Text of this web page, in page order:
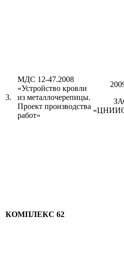
3.
МДС 12-47.2008
«Устройство кровли
из металлочерепицы.
Проект производства
работ»
КОМПЛЕКС 62